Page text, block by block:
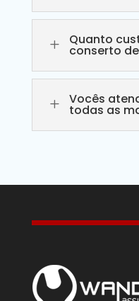
L Quanto
conserto
L Vocês
todas as